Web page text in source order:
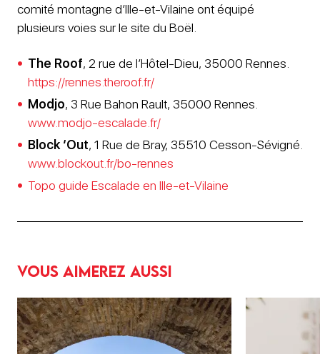
comité montagne d’Ille-et-Vilaine ont équipé
plusieurs voies sur le site du Boël.
The Roof, 2 rue de l’Hôtel-Dieu, 35000 Rennes.
https://rennes.theroof.fr/
Modjo, 3 Rue Bahon Rault, 35000 Rennes.
www.modjo-escalade.fr/
Block ‘Out, 1 Rue de Bray, 35510 Cesson-Sévigné.
www.blockout.fr/bo-rennes
Topo guide Escalade en Ille-et-Vilaine
Vous aimerez aussi